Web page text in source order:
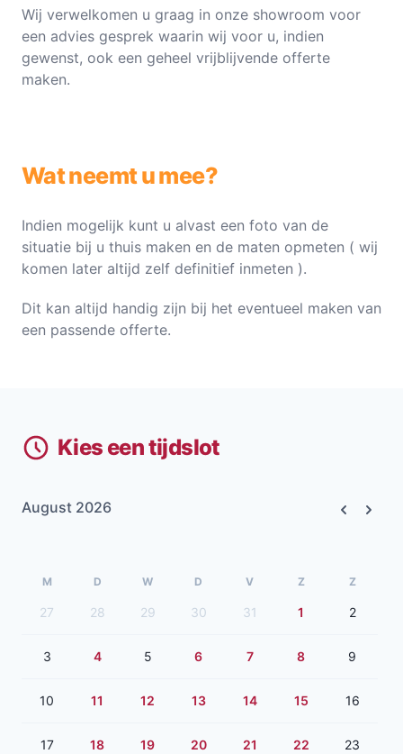
Wij verwelkomen u graag in onze showroom voor
een advies gesprek waarin wij voor u, indien
gewenst, ook een geheel vrijblijvende offerte
maken.
Wat neemt u mee?
Indien mogelijk kunt u alvast een foto van de
situatie bij u thuis maken en de maten opmeten ( wij
komen later altijd zelf definitief inmeten ).
Dit kan altijd handig zijn bij het eventueel maken van
een passende offerte.
Kies een tijdslot
August 2026
M D W D V Z Z
27 28 29 30 31 1 2
3 4 5 6 7 8 9
10 11 12 13 14 15 16
17 18 19 20 21 22 23